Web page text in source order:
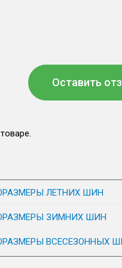
Оставить
ЛЕТНИХ ШИН
ЗИМНИХ ШИН
ВСЕСЕЗОННЫХ